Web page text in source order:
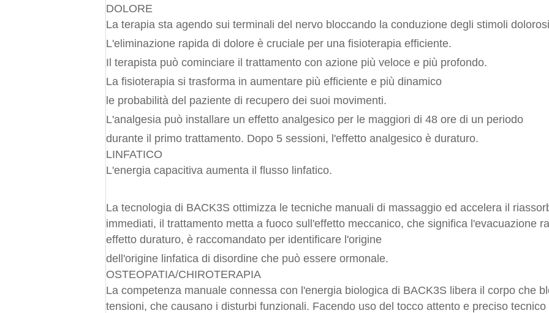
DOLORE
La terapia sta agendo sui terminali del nervo bloccando la conduzione degli stimoli
L'eliminazione rapida di dolore è cruciale per una fisioterapia efficiente.
Il terapista può cominciare il trattamento con azione più veloce e più profondo.
La fisioterapia si trasforma in aumentare più efficiente e più dinamico
le probabilità del paziente di recupero dei suoi movimenti.
L'analgesia può installare un effetto analgesico per le maggiori di 48 ore di un periodo
durante il primo trattamento. Dopo 5 sessioni, l'effetto analgesico è duraturo.
LINFATICO
L'energia capacitiva aumenta il flusso linfatico.
La tecnologia di BACK3S ottimizza le tecniche manuali di massaggio ed accelera il
immediati, il trattamento metta a fuoco sull'effetto meccanico, che significa l'evacuazione
effetto duraturo, è raccomandato per identificare l'origine
dell'origine linfatica di disordine che può essere ormonale.
OSTEOPATIA/CHIROTERAPIA
La competenza manuale connessa con l'energia biologica di BACK3S libera il corpo che
tensioni, che causano i disturbi funzionali. Facendo uso del tocco attento e preciso